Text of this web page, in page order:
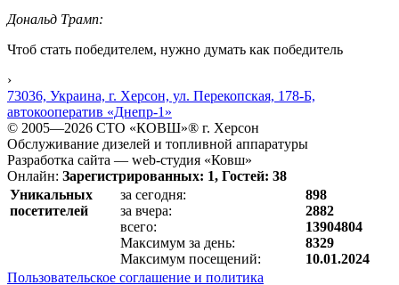
Дональд Трамп:
Чтоб стать победителем, нужно думать как победитель
›
73036, Украина, г. Херсон, ул. Перекопская, 178-Б,
автокооператив «Днепр-1»
© 2005—2026 СТО «КОВШ»® г. Херсон
Обслуживание дизелей и топливной аппаратуры
Разработка сайта — web-студия «Ковш»
Онлайн: Зарегистрированных: 1, Гостей: 38
Уникальных
посетителей
за сегодня:
за вчера:
всего:
Максимум за день:
Максимум посещений:
898
2882
13904804
8329
10.01.2024
Пользовательское соглашение и политика